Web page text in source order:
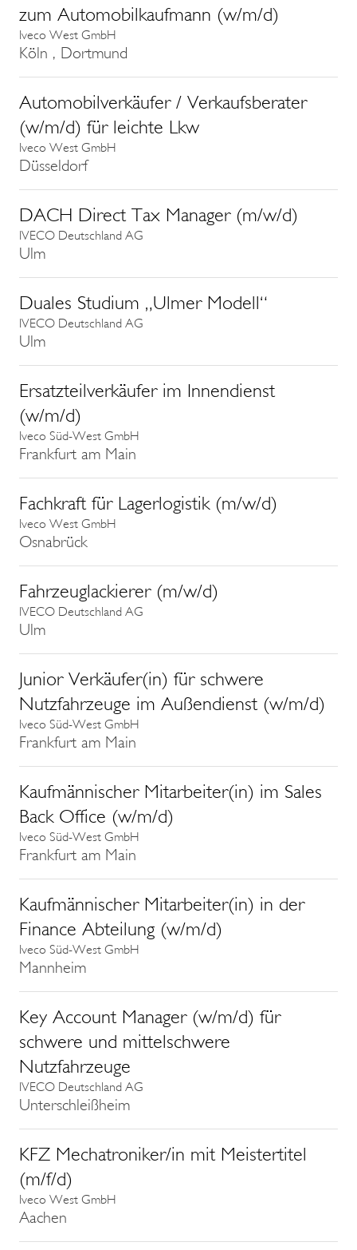
zum Automobilkaufmann (w/m/d)
Iveco West GmbH
Köln , Dortmund
Automobilverkäufer / Verkaufsberater
(w/m/d) für leichte Lkw
Iveco West GmbH
Düsseldorf
DACH Direct Tax Manager (m/w/d)
IVECO Deutschland AG
Ulm
Duales Studium „Ulmer Modell“
IVECO Deutschland AG
Ulm
Ersatzteilverkäufer im Innendienst
(w/m/d)
Iveco Süd-West GmbH
Frankfurt am Main
Fachkraft für Lagerlogistik (m/w/d)
Iveco West GmbH
Osnabrück
Fahrzeuglackierer (m/w/d)
IVECO Deutschland AG
Ulm
Junior Verkäufer(in) für schwere
Nutzfahrzeuge im Außendienst (w/m/d)
Iveco Süd-West GmbH
Frankfurt am Main
Kaufmännischer Mitarbeiter(in) im Sales
Back Office (w/m/d)
Iveco Süd-West GmbH
Frankfurt am Main
Kaufmännischer Mitarbeiter(in) in der
Finance Abteilung (w/m/d)
Iveco Süd-West GmbH
Mannheim
Key Account Manager (w/m/d) für
schwere und mittelschwere
Nutzfahrzeuge
IVECO Deutschland AG
Unterschleißheim
KFZ Mechatroniker/in mit Meistertitel
(m/f/d)
Iveco West GmbH
Aachen